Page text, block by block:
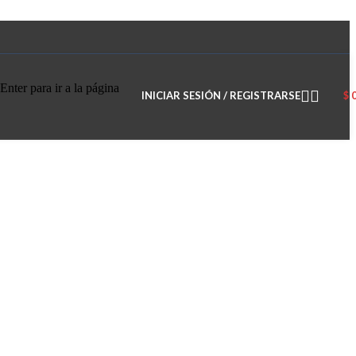
para ir a la página
INICIAR SESIÓN / REGISTRARSE $